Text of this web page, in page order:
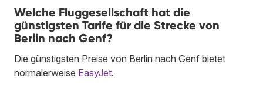
Welche Fluggesellschaft hat die
günstigsten Tarife für die Strecke von
Berlin nach Genf?
Die günstigsten Preise von Berlin nach Genf bietet
normalerweise EasyJet.